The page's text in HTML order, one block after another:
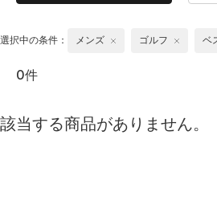
選択中の条件： メンズ ゴルフ ベ
0件
該当する商品がありません。